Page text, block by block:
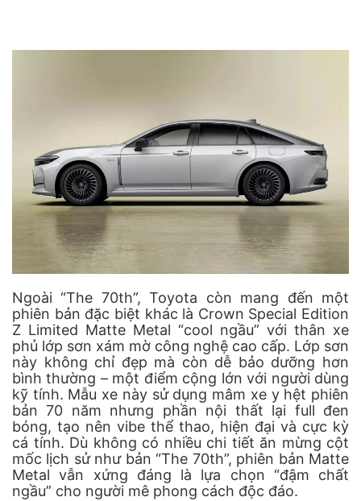
Ngoài “The 70th”, Toyota còn mang đến một
phiên bản đặc biệt khác là Crown Special Edition
Z Limited Matte Metal “cool ngầu” với thân xe
phủ lớp sơn xám mờ công nghệ cao cấp. Lớp sơn
này không chỉ đẹp mà còn dễ bảo dưỡng hơn
bình thường – một điểm cộng lớn với người dùng
kỹ tính. Mẫu xe này sử dụng mâm xe y hệt phiên
bản 70 năm nhưng phần nội thất lại full đen
bóng, tạo nên vibe thể thao, hiện đại và cực kỳ
cá tính. Dù không có nhiều chi tiết ăn mừng cột
mốc lịch sử như bản “The 70th”, phiên bản Matte
Metal vẫn xứng đáng là lựa chọn “đậm chất
ngầu” cho người mê phong cách độc đáo.